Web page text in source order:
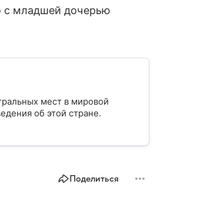
с младшей дочерью
мест в мировой
об этой стране.
Поделиться